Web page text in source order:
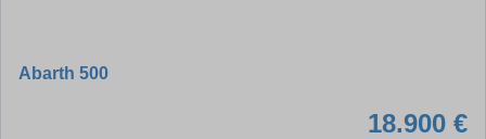
Abarth 500
18.900 €